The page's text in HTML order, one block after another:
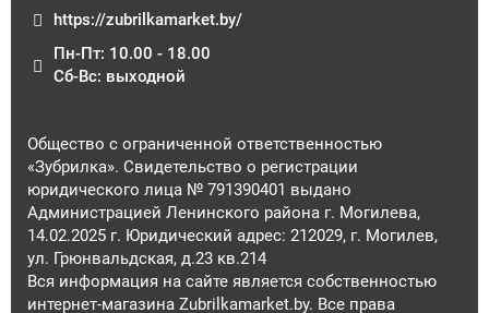
https://zubrilkamarket.by/
Пн-Пт: 10.00 - 18.00
Сб-Вс: выходной
Общество с ограниченной ответственностью
«Зубрилка». Свидетельство о регистрации
юридического лица № 791390401 выдано
Администрацией Ленинского района г. Могилева,
14.02.2025 г. Юридический адрес: 212029, г. Могилев,
ул. Грюнвальдская, д.23 кв.214
Вся информация на сайте является собственностью
интернет-магазина Zubrilkamarket.by. Все права